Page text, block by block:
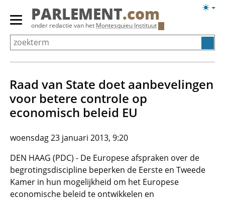
Overslaan
Primair
menu
tonen/verbergen
PARLEMENT.com
onder redactie van het Montesquieu Instituut
Raad van State doet aanbevelingen
voor betere controle op
economisch beleid EU
woensdag 23 januari 2013, 9:20
DEN HAAG (PDC) - De Europese afspraken over de
begrotingsdiscipline beperken de Eerste en Tweede
Kamer in hun mogelijkheid om het Europese
economische beleid te ontwikkelen en